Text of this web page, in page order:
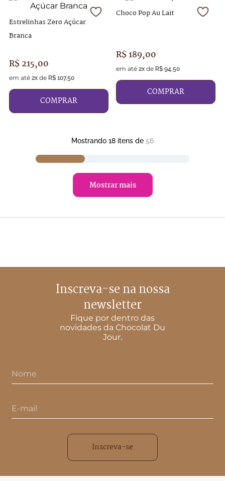
Estrelinhas Zero Açúcar
Branca
R$ 215,00
em até 2xde R$ 107,50
COMPRAR
Choco Pop Au Lait
R$ 189,00
em até 2xde R$ 94,50
COMPRAR
Mostrando 18 itens de 56
mostrar mais
Inscreva-se na nossa
newsletter
Fique por dentro das
novidades da Chocolat Du
Jour.
Inscreva-se